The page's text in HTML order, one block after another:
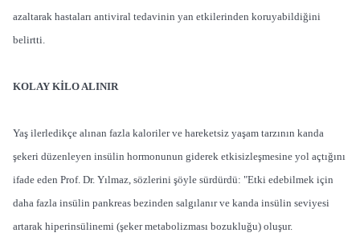
azaltarak hastaları antiviral tedavinin yan etkilerinden koruyabildiğini
belirtti.
KOLAY KİLO ALINIR
Yaş ilerledikçe alınan fazla kaloriler ve hareketsiz yaşam tarzının kanda
şekeri düzenleyen insülin hormonunun giderek etkisizleşmesine yol açtığını
ifade eden Prof. Dr. Yılmaz, sözlerini şöyle sürdürdü: "Etki edebilmek için
daha fazla insülin pankreas bezinden salgılanır ve kanda insülin seviyesi
artarak hiperinsülinemi (şeker metabolizması bozukluğu) oluşur.